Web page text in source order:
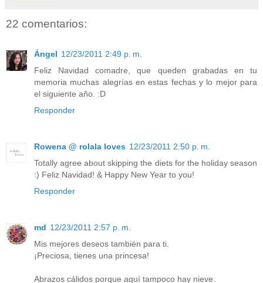
22 comentarios:
Ángel 12/23/2011 2:49 p. m.
Feliz Navidad comadre, que queden grabadas en tu
memoria muchas alegrías en estas fechas y lo mejor para
el siguiente año. :D
Responder
Rowena @ rolala loves 12/23/2011 2:50 p. m.
Totally agree about skipping the diets for the holiday season
:) Feliz Navidad! & Happy New Year to you!
Responder
md 12/23/2011 2:57 p. m.
Mis mejores deseos también para ti.
¡Preciosa, tienes una princesa!
Abrazos cálidos porque aquí tampoco hay nieve.